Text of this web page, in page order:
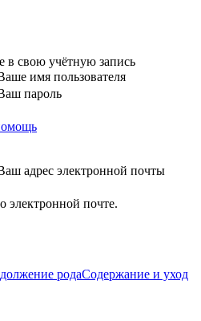
в свою учётную запись
имя пользователя
пароль
адрес электронной почты
электронной почте.
родаСодержание и уход